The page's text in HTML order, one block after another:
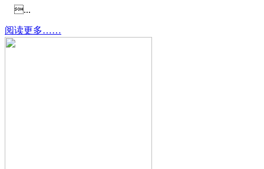
...
阅读更多……